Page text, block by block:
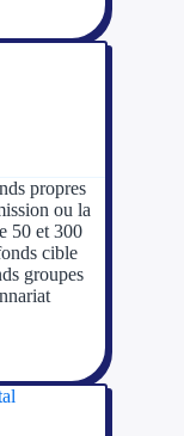
propres
ou la
50 et 300
cible
groupes